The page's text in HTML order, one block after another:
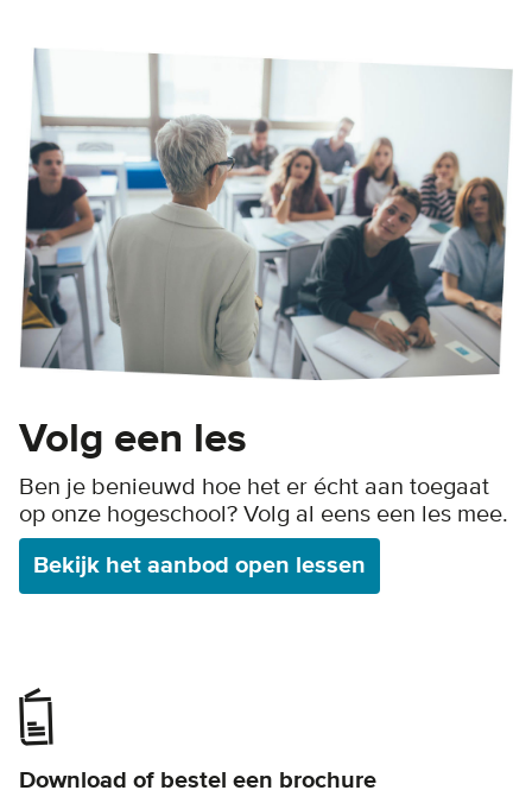
Volg een les
Ben je benieuwd hoe het er écht aan toegaat
op onze hogeschool? Volg al eens een les mee.
Bekijk het aanbod open lessen
Download of bestel een brochure